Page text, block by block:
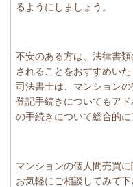
るようにしましょう。
不安のある方は、法律書
されることをおすすめいた
司法書士は、マンション
登記手続きについてもア
の手続きについて総合的に
マンションの個人間売買
お気軽にご相談してみて下